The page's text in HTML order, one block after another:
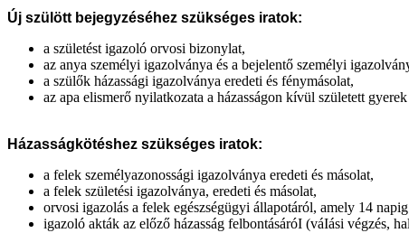
Új szülött bejegyzéséhez szükséges iratok:
a születést igazoló orvosi bizonylat,
az anya személyi igazolványa és a bejelentő személyi
a szülők házassági igazolványa eredeti és fénymásolat,
az apa elismerő nyilatkozata a házasságon kívül született
Házasságkötéshez szükséges iratok:
a felek személyazonossági igazolványa eredeti és másolat,
a felek születési igazolványa, eredeti és másolat,
orvosi igazolás a felek egészségügyi állapotáról, amely 14
igazoló akták az előző házasság felbontásáróI (váIási végzés,